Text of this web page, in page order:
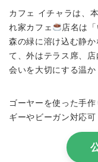
カフェ イチャラは、
れ家カフェ
店名は
森の緑に溶け込む静
て、外はテラス席、
会いを大切にする温か
ゴーヤーを使った手
ギーやビーガン対応